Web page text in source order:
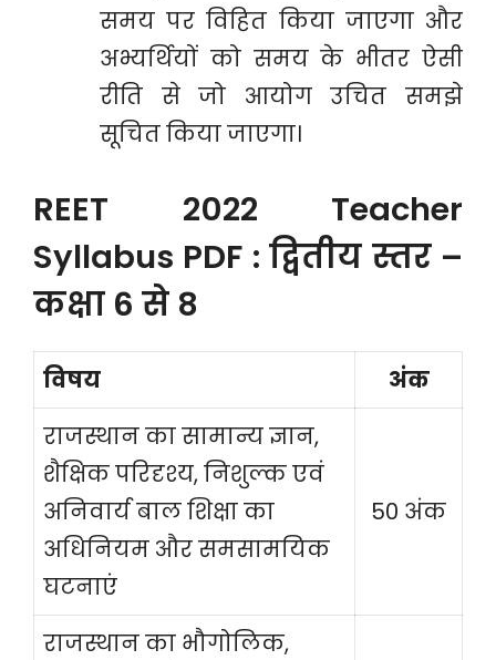
समय पर विहित किया जाएगा और
अभ्यर्थियों को समय के भीतर ऐसी
रीति से जो आयोग उचित समझे
सूचित किया जाएगा।
REET 2022 Teacher
Syllabus PDF : द्वितीय स्तर –
कक्षा 6 से 8
विषय
अंक
राजस्थान का सामान्य ज्ञान,
शैक्षिक परिदृश्य, निशुल्क एवं
अनिवार्य बाल शिक्षा का
अधिनियम और समसामयिक
घटनाएं
50 अंक
राजस्थान का भौगोलिक,